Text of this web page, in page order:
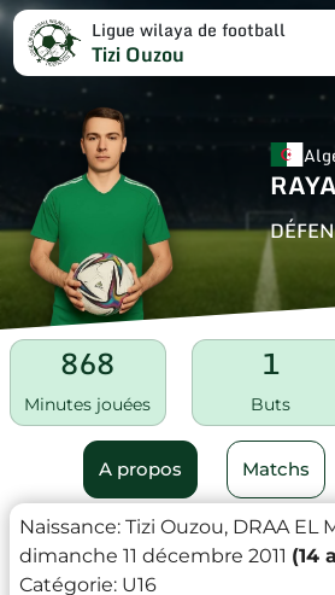
Ligue wilaya de football
Tizi Ouzou
868
Minutes jouées
1
Buts
A propos Matchs
Naissance: Tizi Ouzou, DRAA EL
dimanche 11 décembre 2011 (14
Catégorie: U16